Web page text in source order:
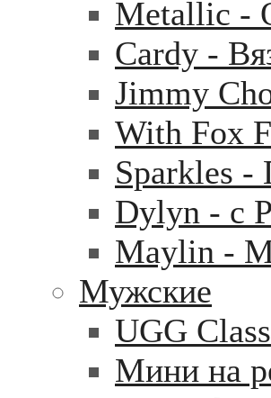
Metallic -
Cardy -
Jimmy
With Fox
Sparkles -
Dylyn - с
Maylin -
Мужские
UGG
Мини на